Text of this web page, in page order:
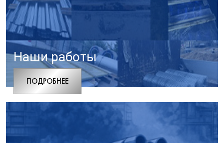
Наши работы
ПОДРОБНЕЕ